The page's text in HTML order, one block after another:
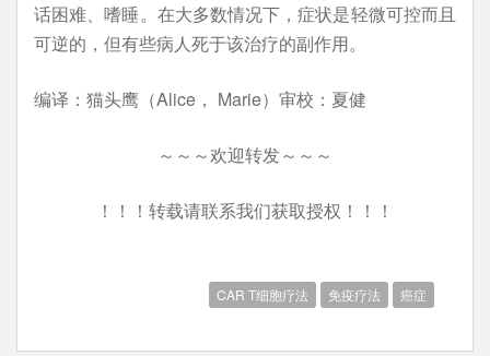
话困难、嗜睡。在大多数情况下，症状是轻微可控而且
可逆的，但有些病人死于该治疗的副作用。
编译：猫头鹰（Alice， Marie）审校：夏健
～～～欢迎转发～～～
！！！转载请联系我们获取授权！！！
CAR T细胞疗法 免疫疗法 癌症